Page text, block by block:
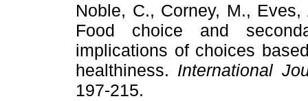
Noble, C., Corney, M.,
Food choice and
implications of choices
healthiness. International
197-215.